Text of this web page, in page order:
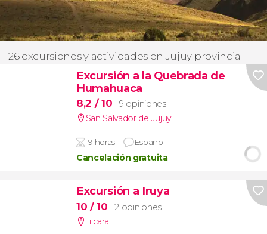
26 excursiones y actividades en Jujuy provincia
Excursión a la Quebrada de
Humahuaca
8,2 / 10
9 opiniones
San Salvador de Jujuy
9 horas Español
Cancelación gratuita
Excursión a Iruya
10 / 10
2 opiniones
Tilcara